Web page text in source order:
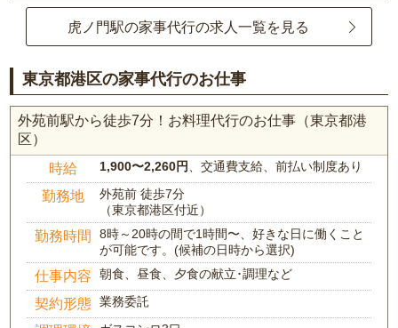
虎ノ門駅の家事代行の求人一覧を見る
東京都港区の家事代行のお仕事
外苑前駅から徒歩7分！お料理代行のお仕事（東京都港
区）
時給 1,900〜2,260円 、交通費支給、前払い制度あり
勤務地
外苑前 徒歩7分
（東京都港区付近）
勤務時間
8時～20時の間で1時間〜、好きな日に働くこと
が可能です。(候補の日時から選択)
仕事内容 朝食、昼食、夕食の献立･調理など
契約形態 業務委託